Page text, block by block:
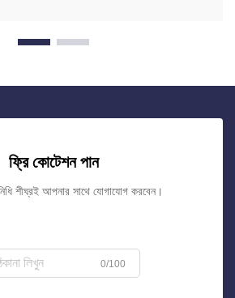
ফ্রি কোটেশন পান
শীঘ্রই আপনার সাথে যোগাযোগ করবেন।
0/100